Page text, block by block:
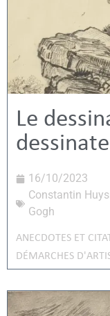
Le
16/10/2023
Constantin
Gogh
ANECDOTES ET
DÉMARCHES